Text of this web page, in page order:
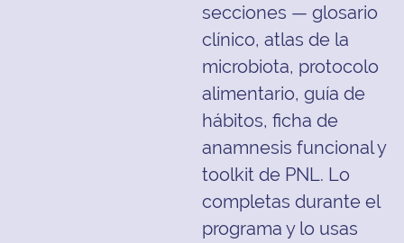
secciones — glosario
clínico, atlas de la
microbiota, protocolo
alimentario, guía de
hábitos, ficha de
anamnesis funcional y
toolkit de PNL. Lo
completas durante el
programa y lo usas